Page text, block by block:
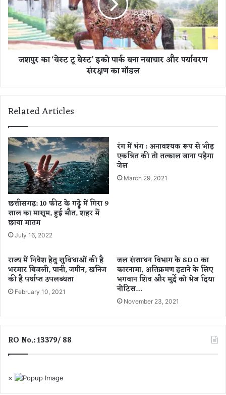
:
वि
श्व
रे
ड
व
प
टें
गे
2
0
0
0
से
अ
धि
क
वा
का
‘
वे
स्ट
टू
पा
ना
न
वा
चा
र
र
प
व
ण
सं
र
क्ष
मॉ
जशपुर का ‘वेस्ट टू बेस्ट’ इको पार्क बना नवाचार और पर्यावरण
संरक्षण का मॉडल
Related Articles
छत्तीसगढ़: 10 फीट के गढ्ढे में गिरा 9
साल का मासूम, हुई मौत, शहर में
छाया मातम
July 16, 2022
रंग में भंग : अनावश्यक रूप से भीड़
एकत्रित की तो तत्काल जाना पड़ेगा
जेल
March 29, 2021
राज्य में निवेश हेतु सुविधाओं की है
भरमार बिजली, पानी, जमीन, खनिज
की है पर्याप्त उपलब्धता
February 10, 2021
जल संसाधन विभाग के SDO का
कारनामा, अतिक्रमण हटाने के लिए
भगवान शिव और मुर्दे को भेज दिया
नोटिस…
November 23, 2021
RO No.: 13379/ 88
×